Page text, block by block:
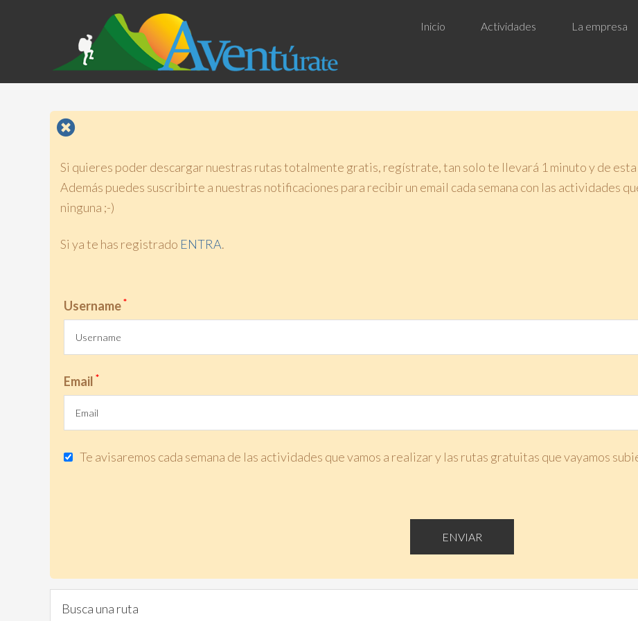
Inicio Actividades La empresa
Si quieres poder descargar nuestras rutas totalmente gratis, regístrate, tan solo te llevará 1 minuto y de
Además puedes suscribirte a nuestras notificaciones para recibir un email cada semana con las actividades
ninguna ;-)
Si ya te has registrado ENTRA.
Username*
Email *
Te avisaremos cada semana de las actividades que vamos a realizar y las rutas gratuitas que vayamos